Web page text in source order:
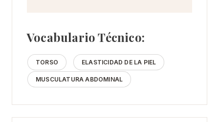
Vocabulario Técnico:
TORSO ELASTICIDAD DE LA PIEL
MUSCULATURA ABDOMINAL